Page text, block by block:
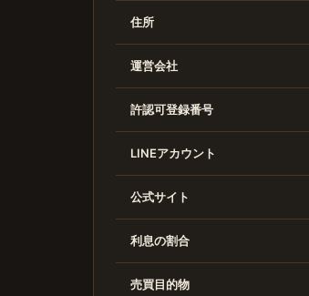
住所
運営会社
許認可登録番号
LINEアカウント
公式サイト
利息の割合
売買目的物